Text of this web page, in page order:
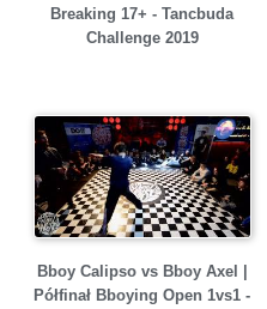
Breaking 17+ - Tancbuda
Challenge 2019
Bboy Calipso vs Bboy Axel |
Półfinał Bboying Open 1vs1 -